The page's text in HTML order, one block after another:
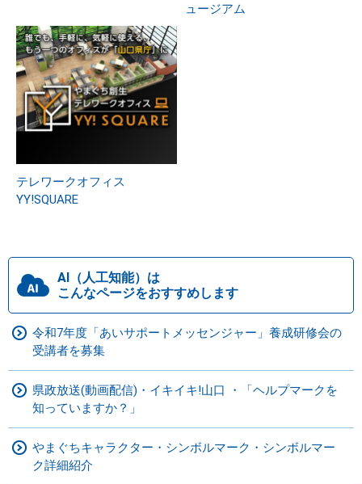
ュージアム
テレワークオフィス
YY!SQUARE
AI（人工知能）は
こんなページをおすすめします
令和7年度「あいサポートメッセンジャー」養成研修会の
受講者を募集
県政放送(動画配信)・イキイキ!山口 ・「ヘルプマークを
知っていますか？」
やまぐちキャラクター・シンボルマーク・シンボルマー
ク詳細紹介